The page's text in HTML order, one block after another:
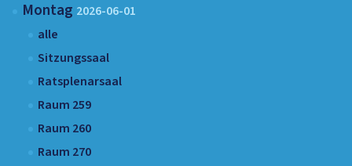
Montag 2026-06-01
alle
Sitzungssaal
Ratsplenarsaal
Raum 259
Raum 260
Raum 270